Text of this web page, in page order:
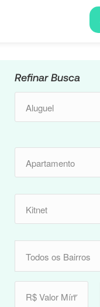
Refinar Busca
Aluguel
Apartamento
Kitnet
R$ Valor Mín